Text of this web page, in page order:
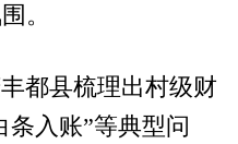
。
都县梳理出村级财
条入账”等典型问